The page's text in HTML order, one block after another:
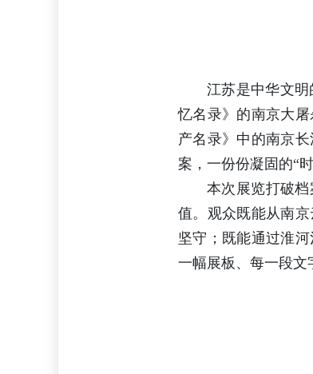
江苏是中华文
忆名录》的南京大
产名录》中的南京
案，一份份凝固的“
本次展览打破
值。观众既能从南
坚守；既能通过淮
一幅展板、每一段文